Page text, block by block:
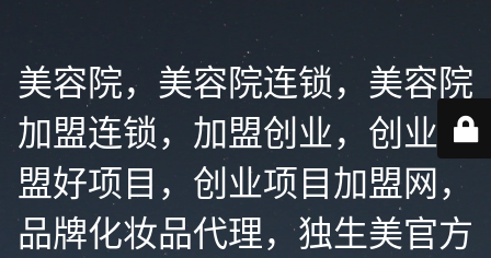
美容院，美容院连锁，美容院
加盟连锁，加盟创业，创业加
盟好项目，创业项目加盟网，
品牌化妆品代理，独生美官方